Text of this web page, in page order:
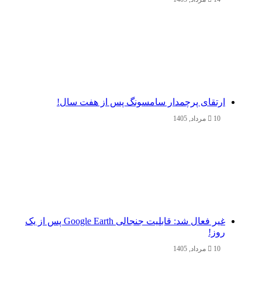
ارتقای پرچمدار سامسونگ پس از هفت سال!
10 مرداد, 1405
غیر فعال شد: قابلیت جنجالی Google Earth پس از یک
روز!
10 مرداد, 1405